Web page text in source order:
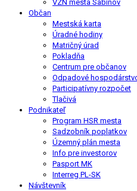
VZN mesta Sabinov
Občan
Mestská karta
Úradné hodiny
Matričný úrad
Pokladňa
Centrum pre občanov
Odpadové
Participatívny rozpočet
Tlačivá
Podnikateľ
Program HSR mesta
Sadzobník poplatkov
Územný plán mesta
Info pre investorov
Pasport MK
Interreg PL-SK
Návštevník